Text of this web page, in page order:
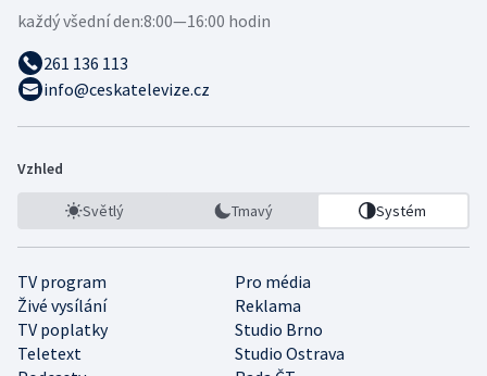
každý všední den:8:00—16:00 hodin
261 136 113
info@ceskatelevize.cz
Vzhled
Světlý Tmavý Systém
TV program
Pro média
Živé vysílání
Reklama
TV poplatky
Studio Brno
Teletext
Studio Ostrava